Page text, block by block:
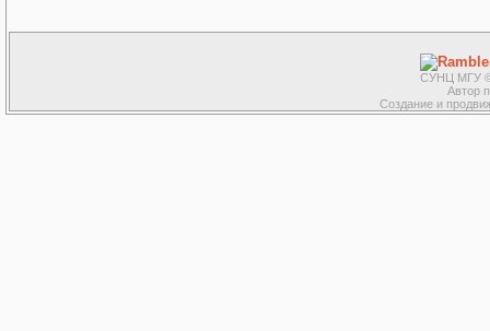
СУНЦ МГУ ©
Автор
Создание и